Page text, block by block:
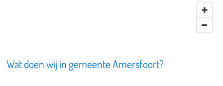
Wat doen wij in gemeente Amersfoort?